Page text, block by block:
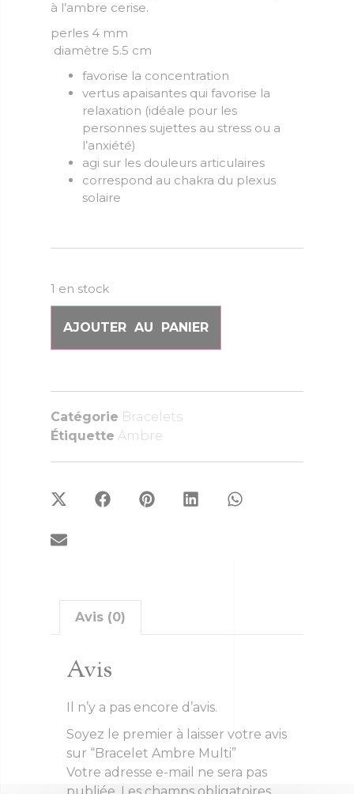
à l’ambre cerise.
perles 4 mm
diamètre 5.5 cm
favorise la concentration
vertus apaisantes qui favorise la
relaxation (idéale pour les
personnes sujettes au stress ou a
l’anxiété)
agi sur les douleurs articulaires
correspond au chakra du plexus
solaire
1 en stock
AJOUTER AU PANIER
Catégorie Bracelets
Étiquette Ambre
Avis (0)
Avis
Il n’y a pas encore d’avis.
Soyez le premier à laisser votre avis
sur “Bracelet Ambre Multi”
Votre adresse e-mail ne sera pas
publiée. Les champs obligatoires